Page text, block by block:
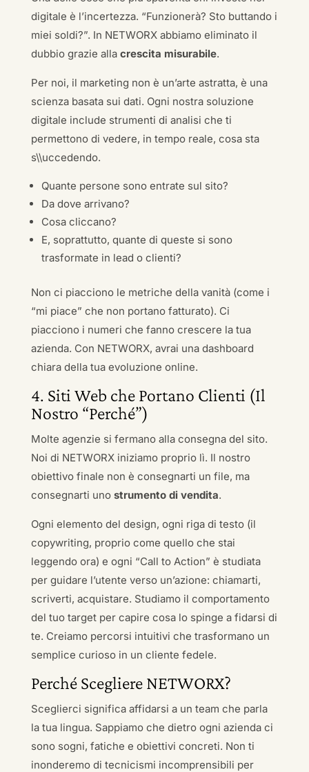
digitale è l’incertezza. “Funzionerà? Sto buttando i
miei soldi?”. In NETWORX abbiamo eliminato il
dubbio grazie alla crescita misurabile.
Per noi, il marketing non è un’arte astratta, è una
scienza basata sui dati. Ogni nostra soluzione
digitale include strumenti di analisi che ti
permettono di vedere, in tempo reale, cosa sta
s\\uccedendo.
Quante persone sono entrate sul sito?
Da dove arrivano?
Cosa cliccano?
E, soprattutto, quante di queste si sono
trasformate in lead o clienti?
Non ci piacciono le metriche della vanità (come i
“mi piace” che non portano fatturato). Ci
piacciono i numeri che fanno crescere la tua
azienda. Con NETWORX, avrai una dashboard
chiara della tua evoluzione online.
4. Siti Web che Portano Clienti (Il
Nostro “Perché”)
Molte agenzie si fermano alla consegna del sito.
Noi di NETWORX iniziamo proprio lì. Il nostro
obiettivo finale non è consegnarti un file, ma
consegnarti uno strumento di vendita.
Ogni elemento del design, ogni riga di testo (il
copywriting, proprio come quello che stai
leggendo ora) e ogni “Call to Action” è studiata
per guidare l’utente verso un’azione: chiamarti,
scriverti, acquistare. Studiamo il comportamento
del tuo target per capire cosa lo spinge a fidarsi di
te. Creiamo percorsi intuitivi che trasformano un
semplice curioso in un cliente fedele.
Perché Scegliere NETWORX?
Sceglierci significa affidarsi a un team che parla
la tua lingua. Sappiamo che dietro ogni azienda ci
sono sogni, fatiche e obiettivi concreti. Non ti
inonderemo di tecnicismi incomprensibili per